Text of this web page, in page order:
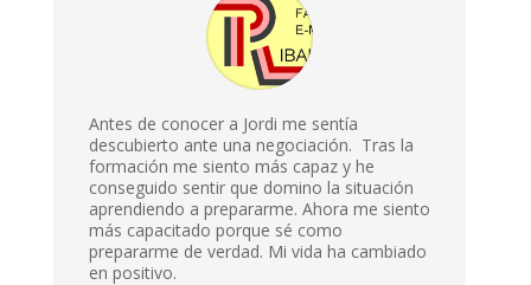
Antes de conocer a Jordi me sentía
descubierto ante una negociación. Tras la
formación me siento más capaz y he
conseguido sentir que domino la situación
aprendiendo a prepararme. Ahora me siento
más capacitado porque sé como
prepararme de verdad. Mi vida ha cambiado
en positivo.